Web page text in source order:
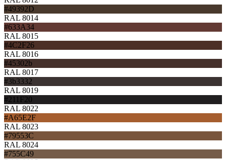
#49392D
RAL 8014
#633A34
RAL 8015
#4C2F26
RAL 8016
#45302b
RAL 8017
#3b3332
RAL 8019
#211F20
RAL 8022
#A65E2F
RAL 8023
#79553C
RAL 8024
#755C49